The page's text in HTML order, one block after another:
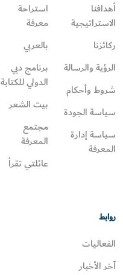
أهدافنا
الاستراتيجية
ركائزنا
الرؤية والرسالة
شروط وأحكام
سياسة الجودة
سياسة إدارة
المعرفة
استراحة
معرفة
بالعربي
برنامج دبي
الدولي للكتابة
بيت الشعر
مجتمع
المعرفة
عائلتي تقرأ‎
روابط
الفعاليات
آخر الأخبار